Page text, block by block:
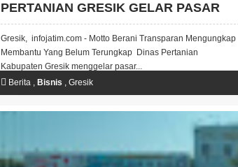
PERTANIAN GRESIK GELAR PASAR
UMKM, MERUPAKAN LANGKAH
CERDAS PELUANG USAHA BAGI
UMKM
Gresik, infojatim.com - Motto Berani Transparan Mengungkap
Membantu Yang Belum Terungkap Dinas Pertanian
Kabupaten Gresik menggelar pasar...
Berita , Bisnis ,Gresik